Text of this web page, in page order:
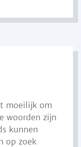
moeilijk om
woorden zijn
kunnen
op zoek